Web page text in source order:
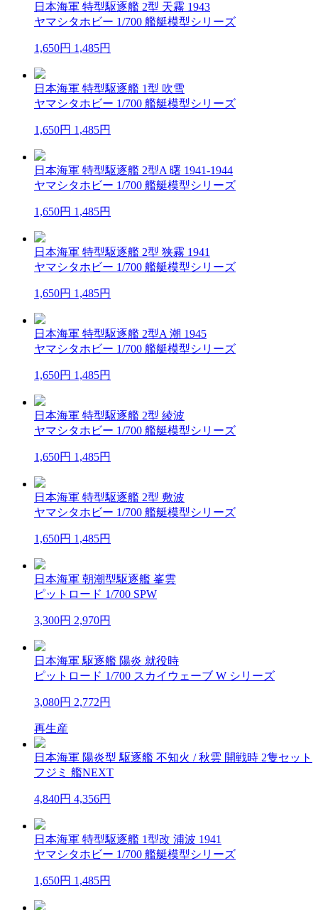
日本海軍 特型駆逐艦 2型 天霧 1943
ヤマシタホビー 1/700 艦艇模型シリーズ
1,650円 1,485円
日本海軍 特型駆逐艦 1型 吹雪
ヤマシタホビー 1/700 艦艇模型シリーズ
1,650円 1,485円
日本海軍 特型駆逐艦 2型A 曙 1941-1944
ヤマシタホビー 1/700 艦艇模型シリーズ
1,650円 1,485円
日本海軍 特型駆逐艦 2型 狭霧 1941
ヤマシタホビー 1/700 艦艇模型シリーズ
1,650円 1,485円
日本海軍 特型駆逐艦 2型A 潮 1945
ヤマシタホビー 1/700 艦艇模型シリーズ
1,650円 1,485円
日本海軍 特型駆逐艦 2型 綾波
ヤマシタホビー 1/700 艦艇模型シリーズ
1,650円 1,485円
日本海軍 特型駆逐艦 2型 敷波
ヤマシタホビー 1/700 艦艇模型シリーズ
1,650円 1,485円
日本海軍 朝潮型駆逐艦 峯雲
ピットロード 1/700 SPW
3,300円 2,970円
日本海軍 駆逐艦 陽炎 就役時
ピットロード 1/700 スカイウェーブ W シリーズ
3,080円 2,772円
再生産
日本海軍 陽炎型 駆逐艦 不知火 / 秋雲 開戦時 2隻セット
フジミ 艦NEXT
4,840円 4,356円
日本海軍 特型駆逐艦 1型改 浦波 1941
ヤマシタホビー 1/700 艦艇模型シリーズ
1,650円 1,485円